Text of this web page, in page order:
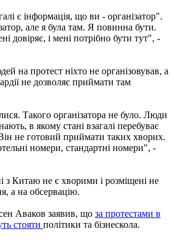
є інформація, що ви - організатор".
але я була там. Я повинна бути.
довіряє, і мені потрібно бути тут", -
на протест ніхто не організовував, а
не дозволяє приймати там
Такого організатора не було. Люди
в якому стані взагалі перебуває
не готовий приймати таких хворих.
номери, стандартні номери", -
з Китаю не є хворими і розміщені не
а на обсервацію.
Аваков заявив, що за протестами в
стояти політики та бізнескола.